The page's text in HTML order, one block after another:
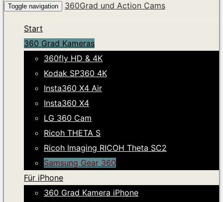
Toggle navigation 360Grad und Action Cams
Start
360 Grad Kameras
360fly HD & 4K
Kodak SP360 4K
Insta360 X4 Air
Insta360 X4
LG 360 Cam
Ricoh THETA S
Ricoh Imaging RICOH Theta SC2
Samsung Gear 360
Für iPhone
360 Grad Kamera iPhone